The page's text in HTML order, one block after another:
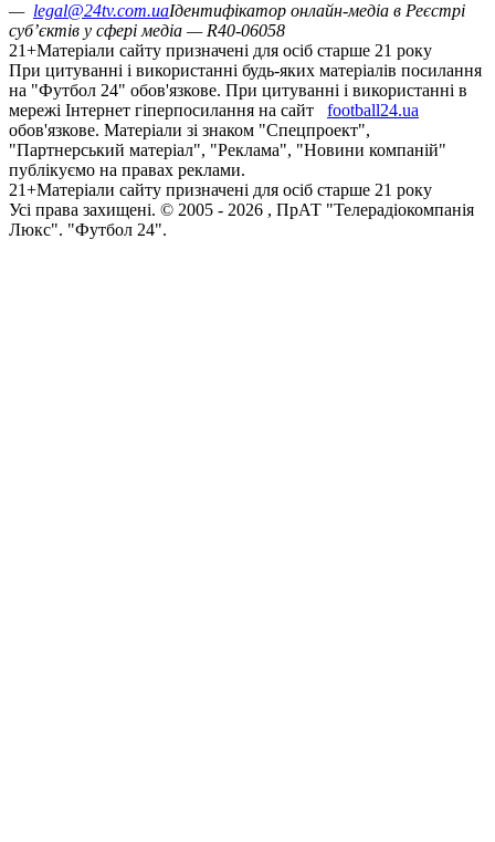
— legal@24tv.com.uaІдентифікатор онлайн-медіа в Реєстрі
суб’єктів у сфері медіа — R40-06058
21+Матеріали сайту призначені для осіб старше 21 року
При цитуванні і використанні будь-яких матеріалів посилання
на "Футбол 24" обов'язкове. При цитуванні і використанні в
мережі Інтернет гіперпосилання на сайт
football24.ua
обов'язкове. Матеріали зі знаком "Спецпроект",
"Партнерський матеріал", "Реклама", "Новини компаній"
публікуємо на правах реклами.
21+Матеріали сайту призначені для осіб старше 21 року
Усi права захищенi. © 2005 - 2026 , ПрАТ "Телерадіокомпанія
Люкс". "Футбол 24".